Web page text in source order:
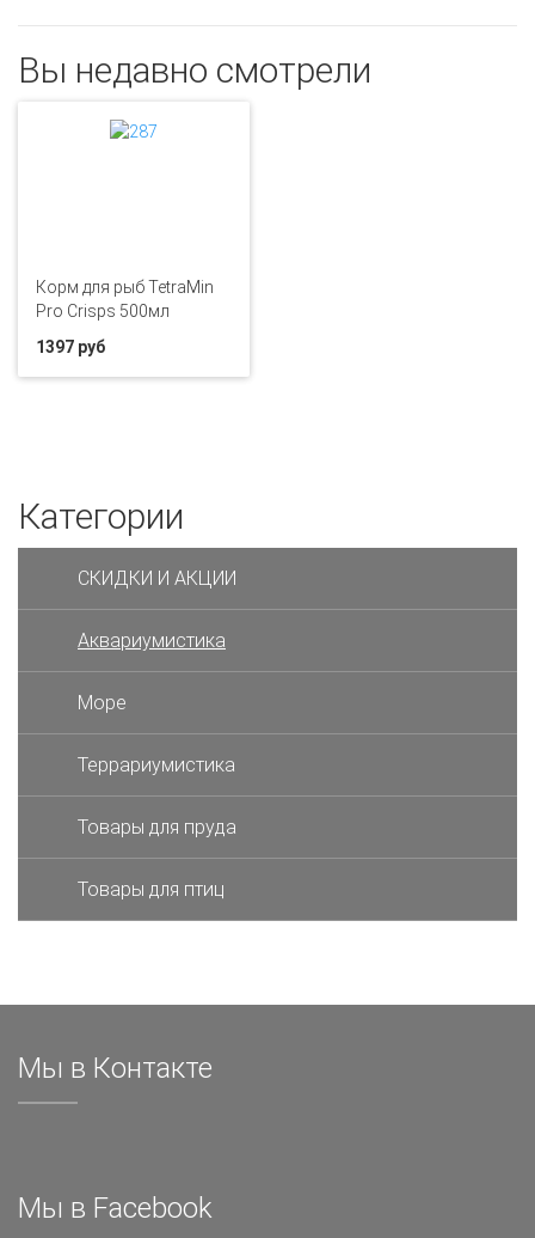
Вы недавно смотрели
Корм для рыб TetraMin
Pro Crisps 500мл
1397 руб
Категории
СКИДКИ И АКЦИИ
Аквариумистика
Море
Террариумистика
Товары для пруда
Товары для птиц
Мы в Контакте
Мы в Facebook